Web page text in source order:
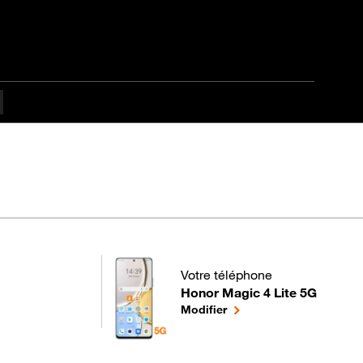
Votre téléphone
Honor Magic 4 Lite 5G
pour votre Honor Magic 4 Lite
Modifierle téléphone sélectionné